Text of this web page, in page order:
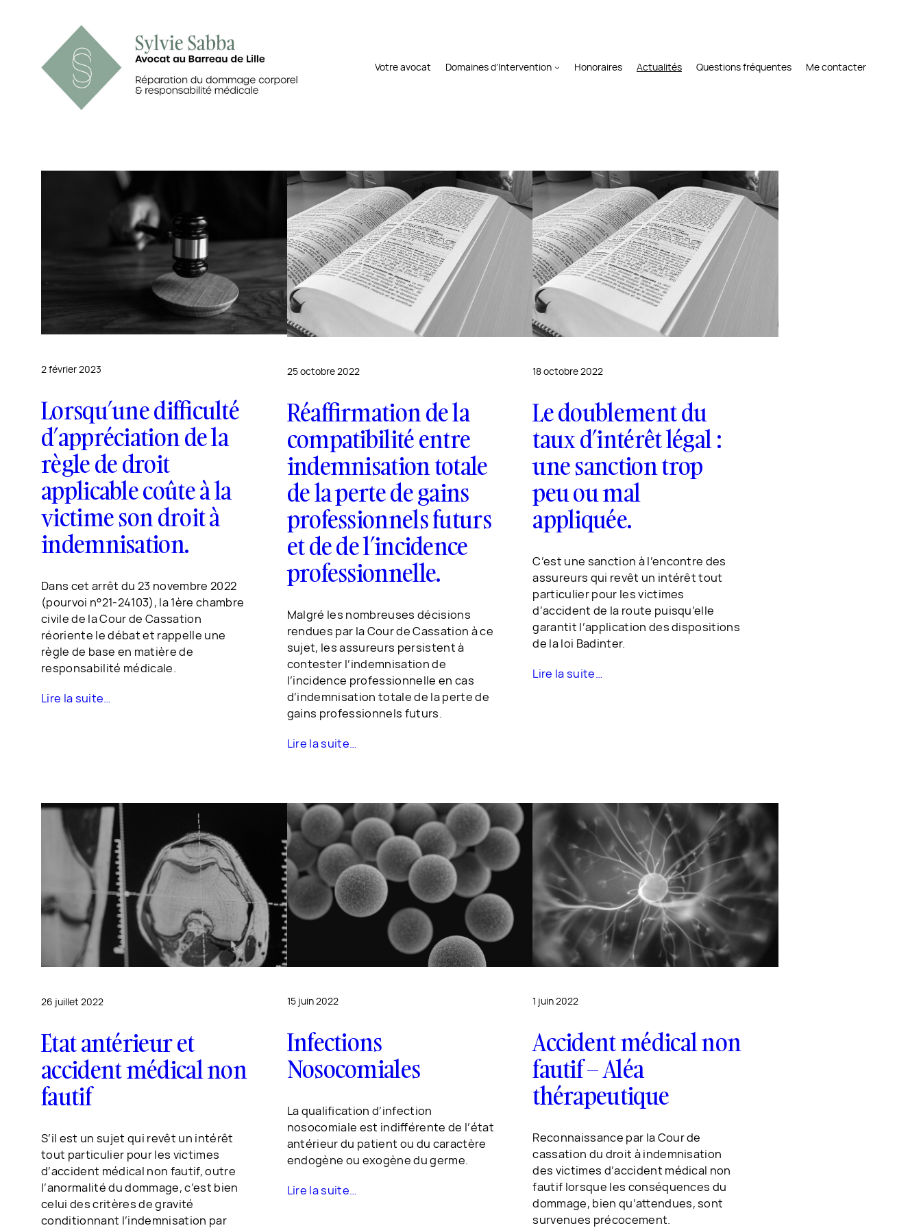
Votre avocat Domaines d’Intervention Honoraires Actualités Questions fréquentes Me contacter
2 février 2023
Lorsqu’une difficulté
d’appréciation de la
règle de droit
applicable coûte à la
victime son droit à
indemnisation.
Dans cet arrêt du 23 novembre 2022
(pourvoi n°21-24103), la 1ère chambre
civile de la Cour de Cassation
réoriente le débat et rappelle une
règle de base en matière de
responsabilité médicale.
Lire la suite…
25 octobre 2022
Réaffirmation de la
compatibilité entre
indemnisation totale
de la perte de gains
professionnels futurs
et de de l’incidence
professionnelle.
Malgré les nombreuses décisions
rendues par la Cour de Cassation à ce
sujet, les assureurs persistent à
contester l’indemnisation de
l’incidence professionnelle en cas
d’indemnisation totale de la perte de
gains professionnels futurs.
Lire la suite…
18 octobre 2022
Le doublement du
taux d’intérêt légal :
une sanction trop
peu ou mal
appliquée.
C’est une sanction à l’encontre des
assureurs qui revêt un intérêt tout
particulier pour les victimes
d’accident de la route puisqu’elle
garantit l’application des dispositions
de la loi Badinter.
Lire la suite…
26 juillet 2022
Etat antérieur et
accident médical non
fautif
S’il est un sujet qui revêt un intérêt
tout particulier pour les victimes
d’accident médical non fautif, outre
l’anormalité du dommage, c’est bien
celui des critères de gravité
conditionnant l’indemnisation par
15 juin 2022
Infections
Nosocomiales
La qualification d’infection
nosocomiale est indifférente de l’état
antérieur du patient ou du caractère
endogène ou exogène du germe.
Lire la suite…
1 juin 2022
Accident médical non
fautif – Aléa
thérapeutique
Reconnaissance par la Cour de
cassation du droit à indemnisation
des victimes d’accident médical non
fautif lorsque les conséquences du
dommage, bien qu’attendues, sont
survenues précocement.